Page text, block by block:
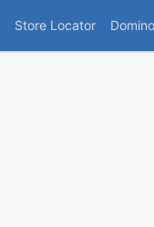
Store Locator